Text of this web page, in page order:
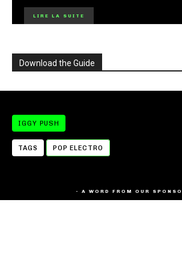
LIRE LA SUITE
Download the Guide
IGGY PUSH
TAGS POP ELECTRO
- A WORD FROM OUR